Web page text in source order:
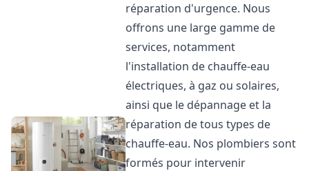
réparation d'urgence. Nous
offrons une large gamme de
services, notamment
l'installation de chauffe-eau
électriques, à gaz ou solaires,
ainsi que le dépannage et la
réparation de tous types de
chauffe-eau. Nos plombiers sont
formés pour intervenir